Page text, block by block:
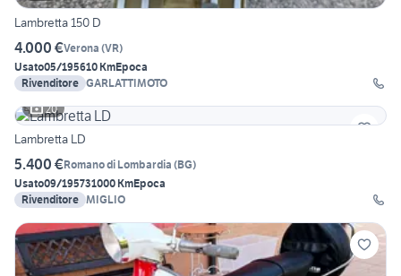
Lambretta 150 D
4.000 €Verona (VR)
Usato05/195610 KmEpoca
Rivenditore GARLATTIMOTO
20
Lambretta LD
5.400 €Romano di Lombardia (BG)
Usato09/195731000 KmEpoca
Rivenditore MIGLIO